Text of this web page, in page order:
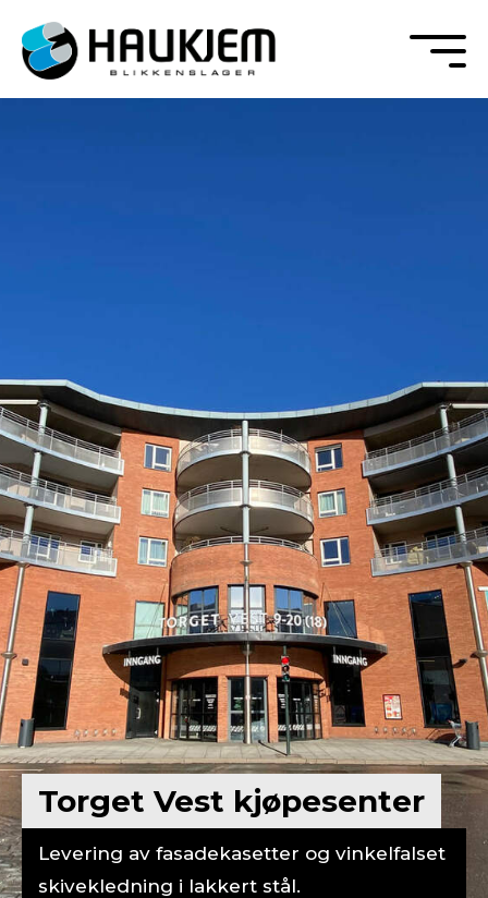
Torget Vest kjøpesenter
Levering av fasadekasetter og vinkelfalset
skivekledning i lakkert stål.